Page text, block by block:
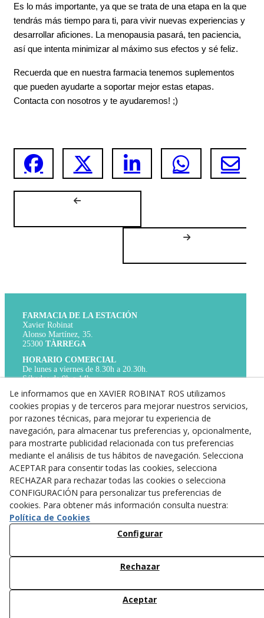
Es lo más importante, ya que se trata de una etapa en la que
tendrás más tiempo para ti, para vivir nuevas experiencias y
desarrollar aficiones. La menopausia pasará, ten paciencia,
así que intenta minimizar al máximo sus efectos y sé feliz.
Recuerda que en nuestra farmacia tenemos suplementos
que pueden ayudarte a soportar mejor estas etapas.
Contacta con nosotros y te ayudaremos! ;)
FARMACIA DE LA ESTACIÓN
Xavier Robinat
Alonso Martínez, 35.
25300 TÀRREGA
HORARIO COMERCIAL
De lunes a viernes de 8.30h a 20.30h.
Sábados de 9h a 14h.
Para cualquier cosa que necesites,
llamanos al 973 31 01 17.
WHATS APP
Si no es urgente, puedes contactar con nosotros
a través de nuestro WhatsApp 673 843 607
Aviso Legal
Política de Privacidad
Política de Cookies
© 08/2026 ROROFARM, S.L. - Todos los derechos reservados.
Le informamos que en XAVIER ROBINAT ROS utilizamos
cookies propias y de terceros para mejorar nuestros servicios,
por razones técnicas, para mejorar tu experiencia de
navegación, para almacenar tus preferencias y, opcionalmente,
para mostrarte publicidad relacionada con tus preferencias
mediante el análisis de tus hábitos de navegación. Selecciona
ACEPTAR para consentir todas las cookies, selecciona
RECHAZAR para rechazar todas las cookies o selecciona
CONFIGURACIÓN para personalizar tus preferencias de
cookies. Para obtener más información consulta nuestra:
Política de Cookies
Configurar
Rechazar
Aceptar